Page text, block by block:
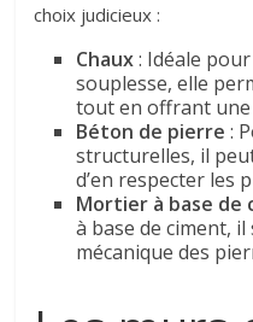
choix judicieux :
Chaux: Idéale
souplesse, elle
tout en offrant
Béton de pierre :
structurelles, il
d’en respecter les
Mortier à base de
à base de ciment, il
mécanique des